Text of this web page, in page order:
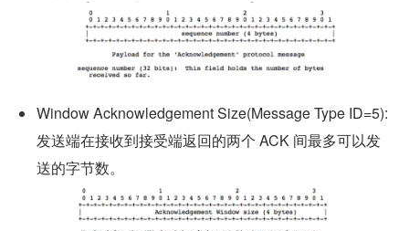
Window Acknowledgement Size(Message Type ID=5):
发送端在接收到接受端返回的两个 ACK 间最多可以发
送的字节数。